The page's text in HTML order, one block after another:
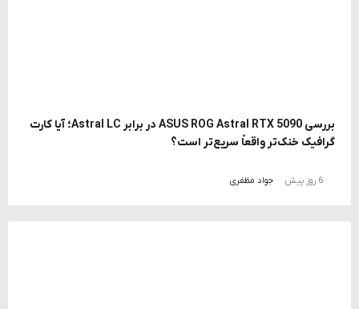
بررسی ASUS ROG Astral RTX 5090 در برابر Astral LC؛ آیا کارت
گرافیک خنک‌تر واقعاً سریع‌تر است؟
6 روز پیش جواد مظفری